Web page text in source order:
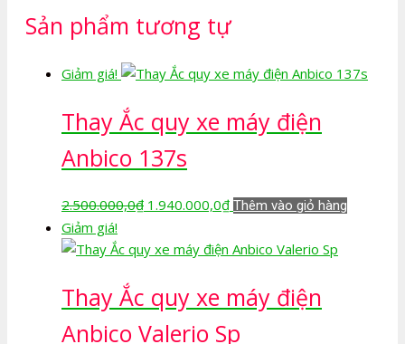
Sản phẩm tương tự
Giảm giá!
Thay Ắc quy xe máy điện
Anbico 137s
2.500.000,0₫ Giá
là:
1.940.000,0₫Giá
tại
1.940.000,0₫.
Thêm vào giỏ hàng
Giảm giá!
Thay Ắc quy xe máy điện
Anbico Valerio Sp